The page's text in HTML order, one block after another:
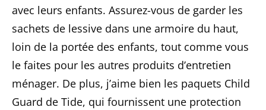
avec leurs enfants. Assurez-vous de garder les
sachets de lessive dans une armoire du haut,
loin de la portée des enfants, tout comme vous
le faites pour les autres produits d’entretien
ménager. De plus, j’aime bien les paquets Child
Guard de Tide, qui fournissent une protection